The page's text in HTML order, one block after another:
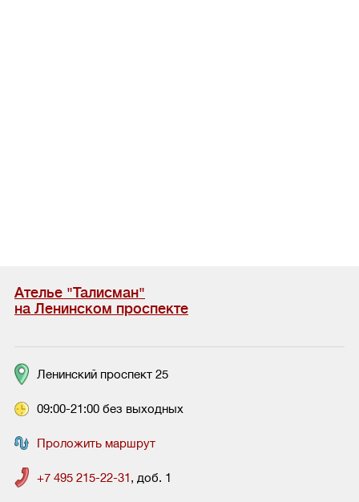
Ателье "Талисман"
на Ленинском проспекте
Ленинский проспект 25
09:00-21:00 без выходных
Проложить маршрут
+7 495 215-22-31, доб. 1